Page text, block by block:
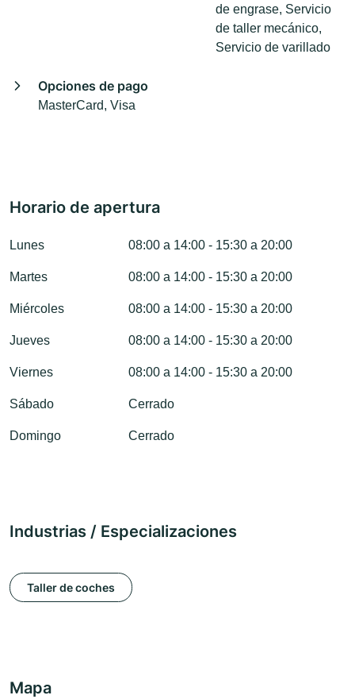
de engrase, Servicio
de taller mecánico,
Servicio de varillado
Opciones de pago
MasterCard, Visa
Horario de apertura
Lunes 08:00 a 14:00 - 15:30 a 20:00
Martes 08:00 a 14:00 - 15:30 a 20:00
Miércoles 08:00 a 14:00 - 15:30 a 20:00
Jueves 08:00 a 14:00 - 15:30 a 20:00
Viernes 08:00 a 14:00 - 15:30 a 20:00
Sábado Cerrado
Domingo Cerrado
Industrias / Especializaciones
Taller de coches
Mapa